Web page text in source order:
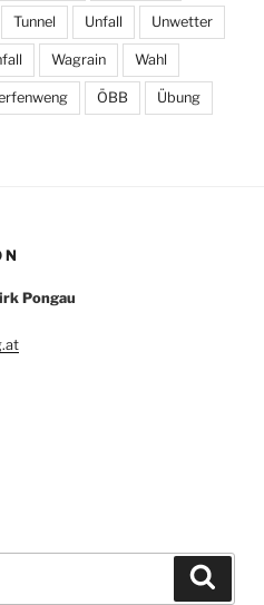
Tunnel Unfall Unwetter
Wagrain Wahl
ÖBB Übung
Pongau